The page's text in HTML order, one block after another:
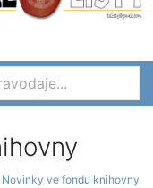
Novinky ve fondu knihovny